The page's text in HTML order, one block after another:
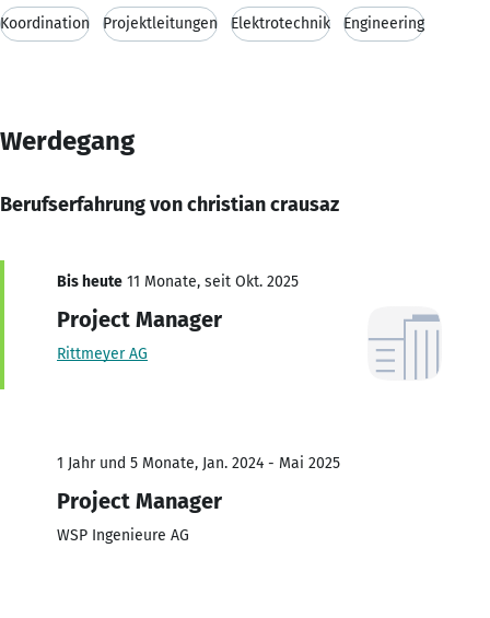
Koordination Projektleitungen Elektrotechnik Engineering
Werdegang
Berufserfahrung von christian crausaz
Bis heute 11 Monate, seit Okt. 2025
Project Manager
Rittmeyer AG
1 Jahr und 5 Monate, Jan. 2024 - Mai 2025
Project Manager
WSP Ingenieure AG